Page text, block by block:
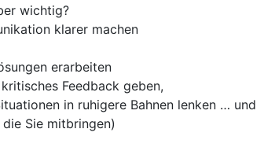
wichtig?
klarer machen
erarbeiten
Feedback geben,
in ruhigere Bahnen lenken … und
Sie mitbringen)